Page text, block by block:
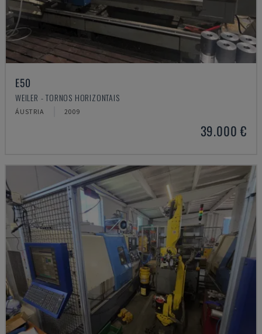
E50
WEILER - TORNOS HORIZONTAIS
ÁUSTRIA 2009
39.000 €